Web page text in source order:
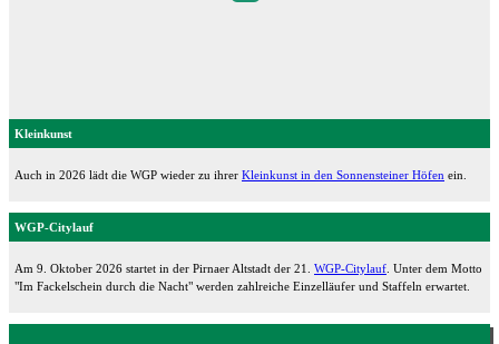
Kleinkunst
Auch in 2026 lädt die WGP wieder zu ihrer Kleinkunst in den Sonnensteiner Höfen ein.
WGP-Citylauf
Am 9. Oktober 2026 startet in der Pirnaer Altstadt der 21. WGP-Citylauf . Unter dem Motto
"Im Fackelschein durch die Nacht" werden zahlreiche Einzelläufer und Staffeln erwartet.